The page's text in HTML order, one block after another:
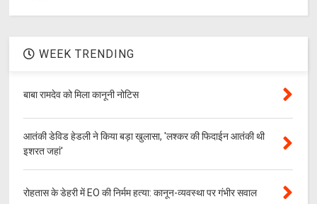
WEEK TRENDING
बाबा रामदेव को मिला कानूनी नोटिस
आतंकी डेविड हेडली ने किया बड़ा खुलासा, 'लश्‍कर की फिदाईन आतंकी थी
इशरत जहां'
रोहतास के डेहरी में EO की निर्मम हत्या: कानून-व्यवस्था पर गंभीर सवाल